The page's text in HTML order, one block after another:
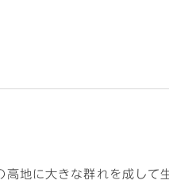
高地に大きな群れを成し